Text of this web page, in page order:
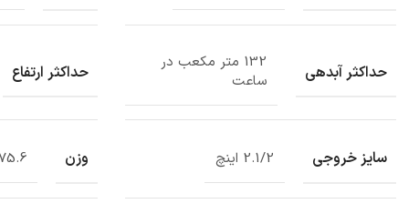
حداکثر آبدهی
132 متر مکعب در
ساعت
حداکثر ارتفاع
سایز خروجی 2.1/2 اینچ وزن 75.6